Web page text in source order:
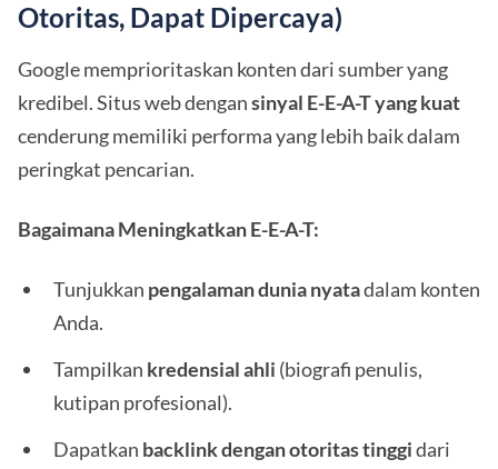
Otoritas, Dapat Dipercaya)
Google memprioritaskan konten dari sumber yang
kredibel. Situs web dengansinyal E-E-A-T yang kuat
cenderung memiliki performa yang lebih baik dalam
peringkat pencarian.
Bagaimana Meningkatkan E-E-A-T:
Tunjukkan pengalaman dunia nyatadalam konten
Anda.
Tampilkan kredensial ahli (biografi penulis,
kutipan profesional).
Dapatkan backlink dengan otoritas tinggidari